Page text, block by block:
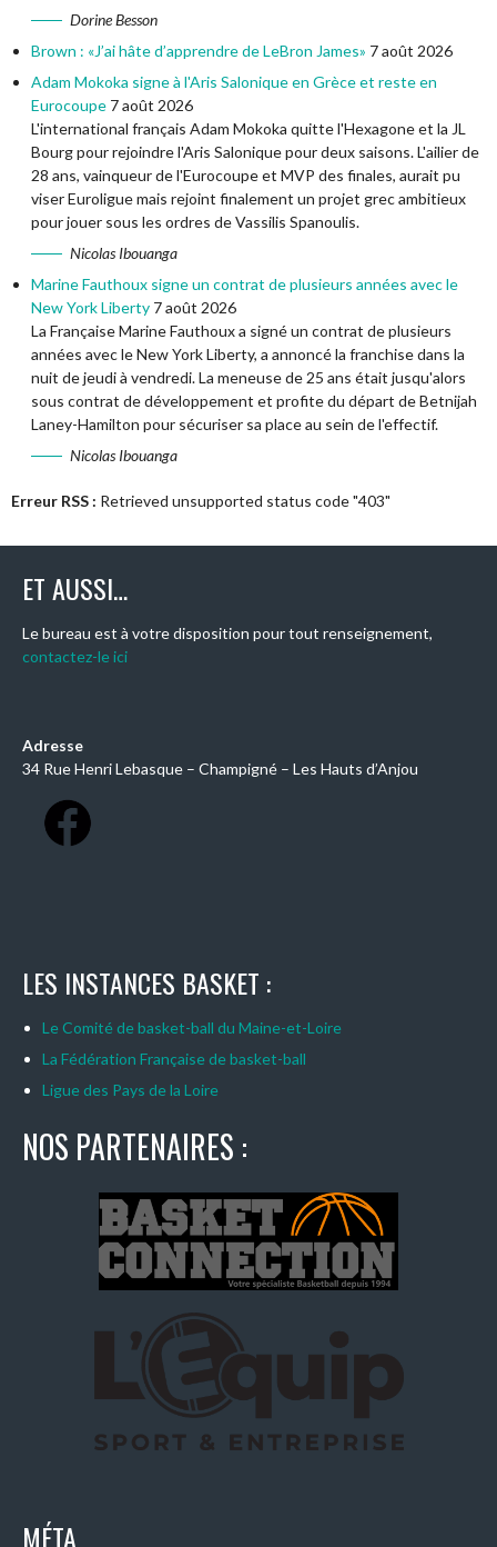
Dorine Besson
Brown : «J’ai hâte d’apprendre de LeBron James» 7 août 2026
Adam Mokoka signe à l'Aris Salonique en Grèce et reste en
Eurocoupe 7 août 2026
L'international français Adam Mokoka quitte l'Hexagone et la JL
Bourg pour rejoindre l'Aris Salonique pour deux saisons. L'ailier de
28 ans, vainqueur de l'Eurocoupe et MVP des finales, aurait pu
viser Euroligue mais rejoint finalement un projet grec ambitieux
pour jouer sous les ordres de Vassilis Spanoulis.
Nicolas Ibouanga
Marine Fauthoux signe un contrat de plusieurs années avec le
New York Liberty 7 août 2026
La Française Marine Fauthoux a signé un contrat de plusieurs
années avec le New York Liberty, a annoncé la franchise dans la
nuit de jeudi à vendredi. La meneuse de 25 ans était jusqu'alors
sous contrat de développement et profite du départ de Betnijah
Laney-Hamilton pour sécuriser sa place au sein de l'effectif.
Nicolas Ibouanga
Erreur RSS : Retrieved unsupported status code "403"
ET AUSSI…
Le bureau est à votre disposition pour tout renseignement,
contactez-le ici
Adresse
34 Rue Henri Lebasque – Champigné – Les Hauts d’Anjou
LES INSTANCES BASKET :
Le Comité de basket-ball du Maine-et-Loire
La Fédération Française de basket-ball
Ligue des Pays de la Loire
NOS PARTENAIRES :
MÉTA